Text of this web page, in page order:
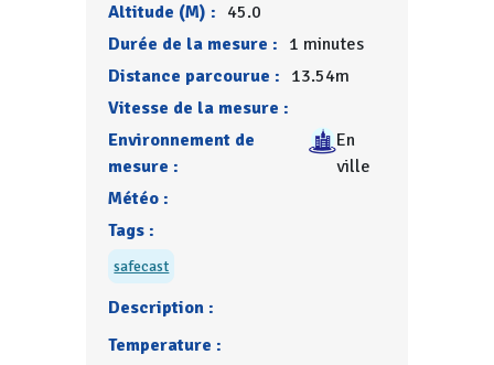
Altitude (M) : 45.0
Durée de la mesure : 1 minutes
Distance parcourue : 13.54m
Vitesse de la mesure :
Environnement de
mesure :
En
ville
Météo :
Tags :
safecast
Description :
Temperature :